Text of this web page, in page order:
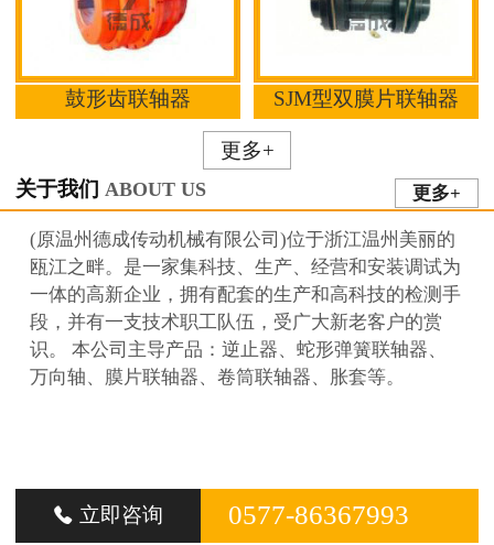
鼓形齿联轴器 SJM型双膜片联轴器
更多+
关于我们 ABOUT US 更多+
(原温州德成传动机械有限公司)位于浙江温州美丽的
瓯江之畔。是一家集科技、生产、经营和安装调试为
一体的高新企业，拥有配套的生产和高科技的检测手
段，并有一支技术职工队伍，受广大新老客户的赏
识。 本公司主导产品：逆止器、蛇形弹簧联轴器、
万向轴、膜片联轴器、卷筒联轴器、胀套等。
 立即咨询 0577-86367993